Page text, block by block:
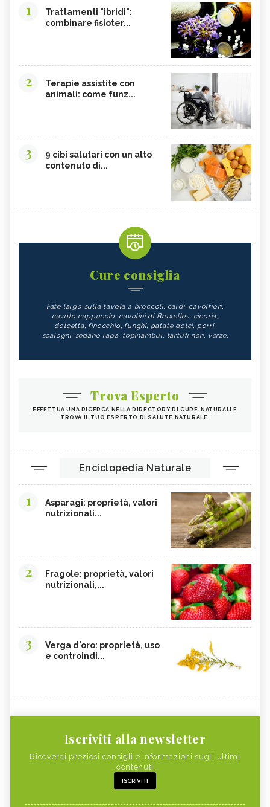
1
Trattamenti "ibridi":
combinare fisioter...
2
Terapie assistite con
animali: come funz...
3
9 cibi salutari con un alto
contenuto di...
Cure consiglia
Fate largo sulla tavola a broccoli, cardi, cavolfiori,
cavolo cappuccio, cavolini di Bruxelles, cicoria,
dolcetta, finocchio, funghi, patate dolci, porri,
scalogni, sedano rapa, topinambur, tartufi neri, verze.
Trova Esperto
EFFETTUA UNA RICERCA NELLA DIRECTORY DI CURE-NATURALI E
TROVA IL TUO ESPERTO DI SALUTE NATURALE.
Enciclopedia Naturale
1
Asparagi: proprietà, valori
nutrizionali...
2
Fragole: proprietà, valori
nutrizionali,...
3
Verga d'oro: proprietà, uso
e controindi...
Iscriviti alla newsletter
Riceverai preziosi consigli e informazioni sugli ultimi
contenuti
ISCRIVITI